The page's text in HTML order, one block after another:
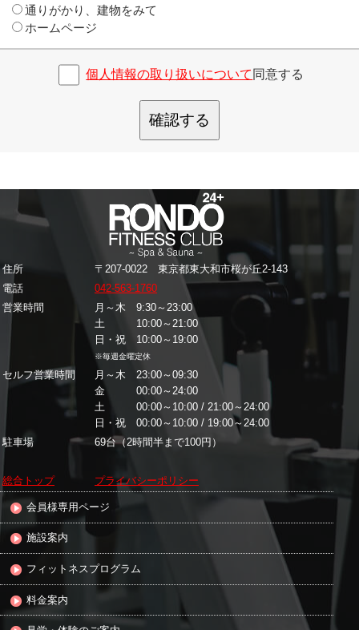
通りがかり、建物をみて
ホームページ
個人情報の取り扱いについて 同意する
確認する
住所
〒207-0022 東京都東大和市桜が丘2-143
電話
042-563-1760
営業時間
月～木 9:30～23:00
土 10:00～21:00
日・祝 10:00～19:00
※毎週金曜定休
セルフ営業時間
月～木 23:00～09:30
金 00:00～24:00
土 00:00～10:00 / 21:00～24:00
日・祝 00:00～10:00 / 19:00～24:00
駐車場
69台（2時間半まで100円）
総合トップ プライバシーポリシー
会員様専用ページ
施設案内
フィットネスプログラム
料金案内